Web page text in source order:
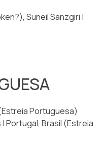
Suneil Sanzgiri |
Portuguesa)
Portugal, Brasil (Estreia